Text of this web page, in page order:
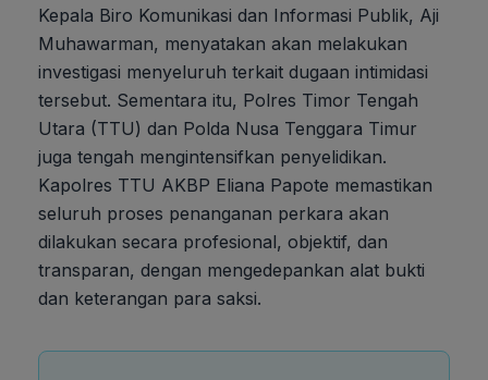
Kepala Biro Komunikasi dan Informasi Publik, Aji
Muhawarman, menyatakan akan melakukan
investigasi menyeluruh terkait dugaan intimidasi
tersebut. Sementara itu, Polres Timor Tengah
Utara (TTU) dan Polda Nusa Tenggara Timur
juga tengah mengintensifkan penyelidikan.
Kapolres TTU AKBP Eliana Papote memastikan
seluruh proses penanganan perkara akan
dilakukan secara profesional, objektif, dan
transparan, dengan mengedepankan alat bukti
dan keterangan para saksi.